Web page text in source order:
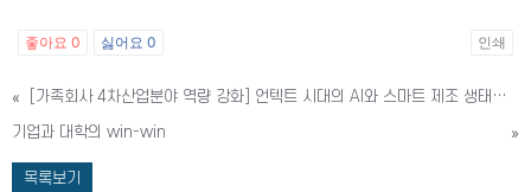
좋아요 0 싫어요 0 인쇄
«
[가족회사 4차산업분야 역량 강화] 언텍트 시대의 AI와 스마트 제조 생태계 구축 세미나
기업과 대학의 win-win
»
목록보기